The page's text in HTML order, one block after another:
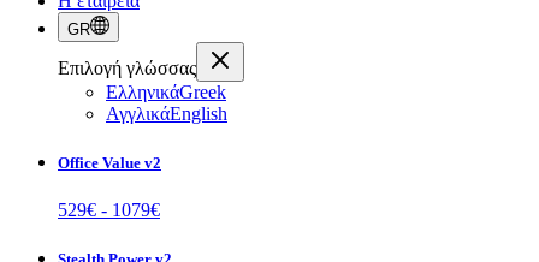
GR
Επιλογή γλώσσας
ΕλληνικάGreek
ΑγγλικάEnglish
Office Value v2
529€ - 1079€